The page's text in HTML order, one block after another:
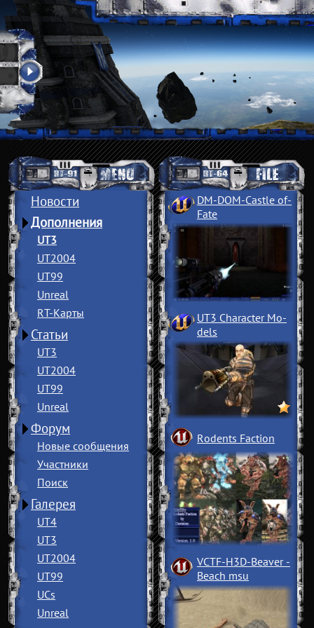
Новости
Дополнения
UT3
UT2004
UT99
Unreal
RT-Карты
Статьи
UT3
UT2004
UT99
Unreal
Форум
Новые сообщения
Участники
Поиск
Галерея
UT4
UT3
UT2004
UT99
UCs
Unreal
DM-DOM-Castle of­
Fate
UT3 Character Mo­
dels
Rodents Faction
VCTF-H3D-Beaver ­
Beach msu